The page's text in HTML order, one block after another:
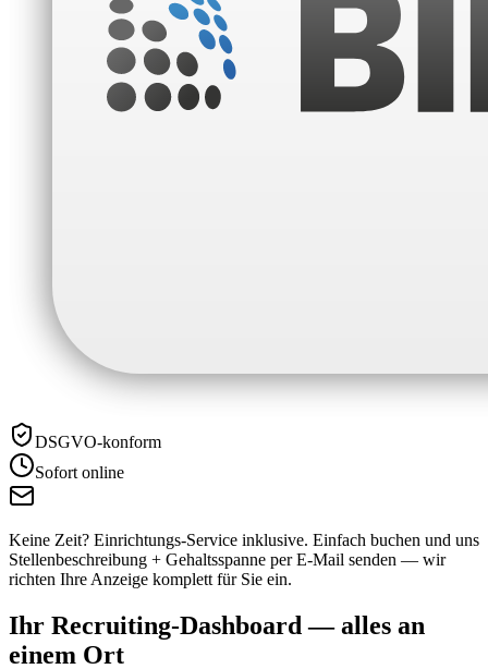
DSGVO-konform
Sofort online
Keine Zeit? Einrichtungs-Service inklusive. Einfach buchen und uns
Stellenbeschreibung + Gehaltsspanne per E-Mail senden — wir
richten Ihre Anzeige komplett für Sie ein.
Ihr Recruiting-Dashboard — alles an
einem Ort